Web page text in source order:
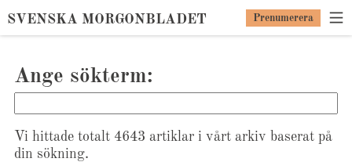
SVENSKA MORGONBLADET Prenumerera
Ange sökterm:
Vi hittade totalt 4643 artiklar i vårt arkiv baserat på
din sökning.